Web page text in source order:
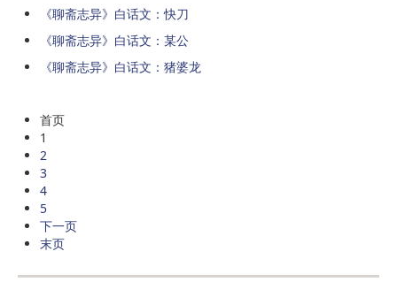
《聊斋志异》白话文：快刀
《聊斋志异》白话文：某公
《聊斋志异》白话文：猪婆龙
首页
1
2
3
4
5
下一页
末页